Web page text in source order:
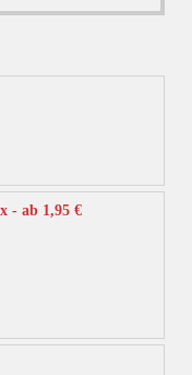
- ab 1,95 €